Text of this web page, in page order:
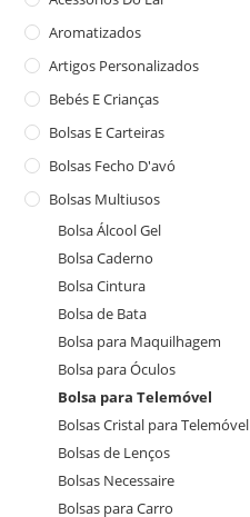
Aromatizados
Artigos Personalizados
Bebés E Crianças
Bolsas E Carteiras
Bolsas Fecho D'avó
Bolsas Multiusos
Bolsa Álcool Gel
Bolsa Caderno
Bolsa Cintura
Bolsa de Bata
Bolsa para Maquilhagem
Bolsa para Óculos
Bolsa para Telemóvel
Bolsas Cristal para Telemóvel
Bolsas de Lenços
Bolsas Necessaire
Bolsas para Carro